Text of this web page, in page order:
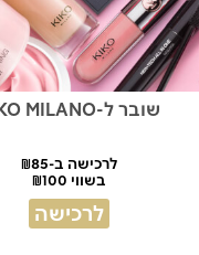
שובר ל-KIKO MILANO
לרכישה ב-₪85
בשווי ₪100
לרכישה